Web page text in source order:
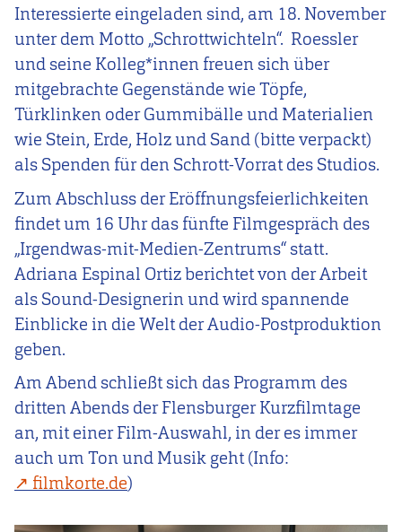
Interessierte eingeladen sind, am 18. November
unter dem Motto „Schrottwichteln“. Roessler
und seine Kolleg*innen freuen sich über
mitgebrachte Gegenstände wie Töpfe,
Türklinken oder Gummibälle und Materialien
wie Stein, Erde, Holz und Sand (bitte verpackt)
als Spenden für den Schrott-Vorrat des Studios.
Zum Abschluss der Eröffnungsfeierlichkeiten
findet um 16 Uhr das fünfte Filmgespräch des
„Irgendwas-mit-Medien-Zentrums“ statt.
Adriana Espinal Ortiz berichtet von der Arbeit
als Sound-Designerin und wird spannende
Einblicke in die Welt der Audio-Postproduktion
geben.
Am Abend schließt sich das Programm des
dritten Abends der Flensburger Kurzfilmtage
an, mit einer Film-Auswahl, in der es immer
auch um Ton und Musik geht (Info:
filmkorte.de)